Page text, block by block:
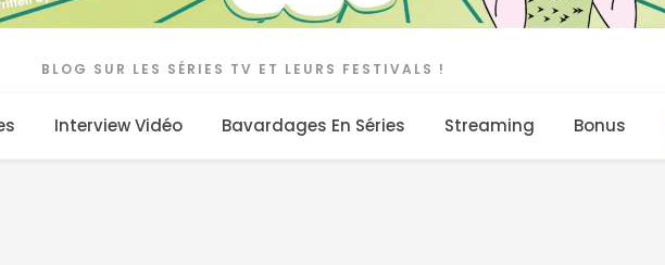
BLOG SUR LES SÉRIES TV ET LEURS FESTIVALS !
Interview Vidéo Bavardages En Séries Streaming Bonus